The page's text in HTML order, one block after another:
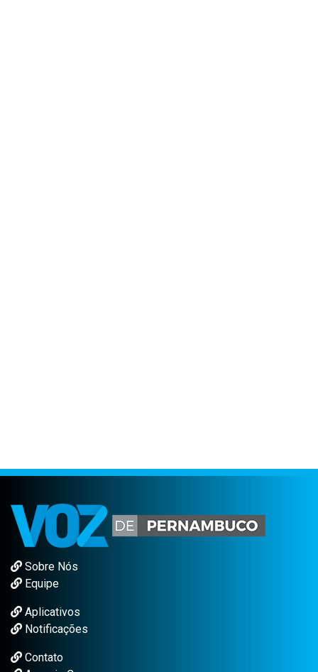
Sobre Nós
Equipe
Aplicativos
Notificações
Contato